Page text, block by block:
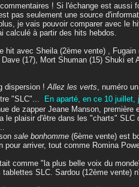
! Si l'échange est aussi
pas seulement une source
je vais pouvoir comparer avec le
calculé à partir des hits hebdos.
hit avec Sheila (2ème vente) ,
(17), Mort Shuman (15) Shuki
dispersion ! Allez les verts , numéro
"SLC"...
En aparté, en ce 10 juillet,
de zapper Jeane Manson, première
le plaisir d'être dans les "charts" SLC
sale bonhomme (6ème vente) est
pour arriver, tout comme Romina
comme "la plus belle voix du
SLC. Sardou (12ème vente)